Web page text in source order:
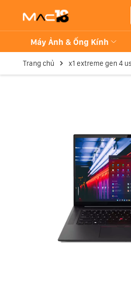
Máy Ảnh & Ống Kính
Trang chủ x1 extreme gen 4